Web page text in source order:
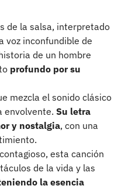
de la salsa, interpretado
voz inconfundible de
de un hombre
profundo por su
mezcla el sonido clásico
envolvente. Su letra
y nostalgia, con una
esta canción
de la vida y las
la esencia